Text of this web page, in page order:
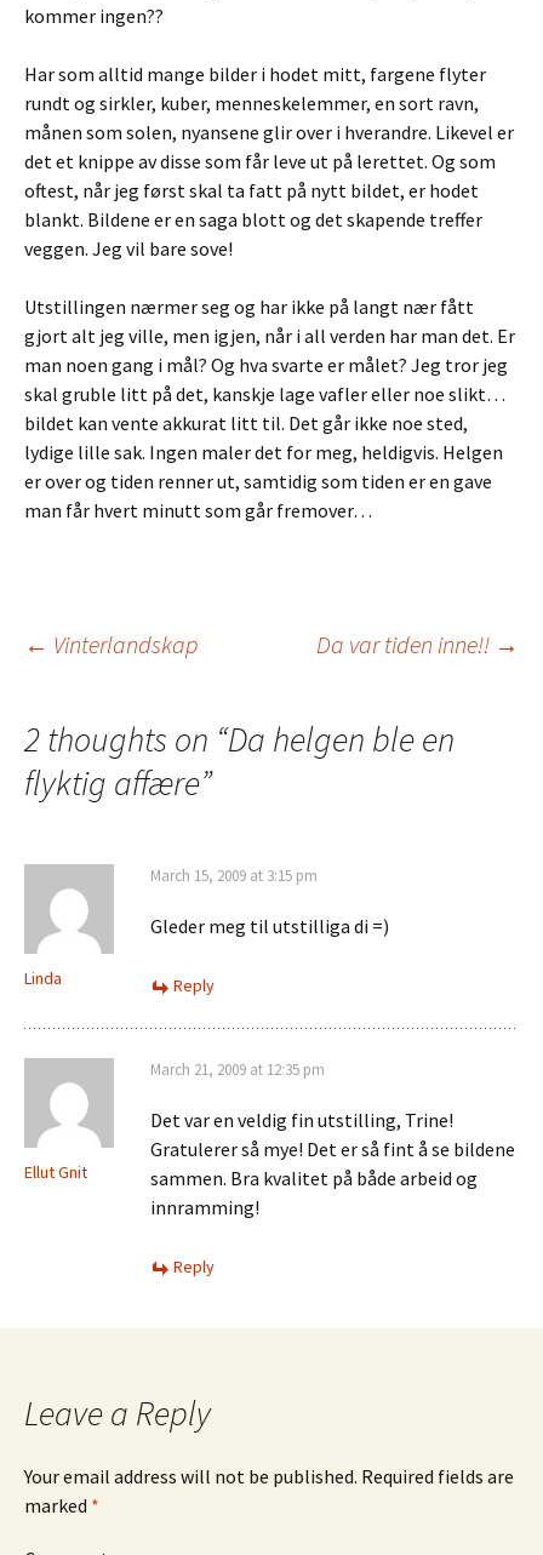
kommer ingen??
Har som alltid mange bilder i hodet mitt, fargene flyter
rundt og sirkler, kuber, menneskelemmer, en sort ravn,
månen som solen, nyansene glir over i hverandre. Likevel er
det et knippe av disse som får leve ut på lerettet. Og som
oftest, når jeg først skal ta fatt på nytt bildet, er hodet
blankt. Bildene er en saga blott og det skapende treffer
veggen. Jeg vil bare sove!
Utstillingen nærmer seg og har ikke på langt nær fått
gjort alt jeg ville, men igjen, når i all verden har man det. Er
man noen gang i mål? Og hva svarte er målet? Jeg tror jeg
skal gruble litt på det, kanskje lage vafler eller noe slikt…
bildet kan vente akkurat litt til. Det går ikke noe sted,
lydige lille sak. Ingen maler det for meg, heldigvis. Helgen
er over og tiden renner ut, samtidig som tiden er en gave
man får hvert minutt som går fremover…
navigation
← Vinterlandskap Da var tiden inne!! →
2 thoughts on “Da helgen ble en
flyktig affære”
Linda
March 15, 2009 at 3:15 pm
Gleder meg til utstilliga di =)
Reply
Ellut Gnit
March 21, 2009 at 12:35 pm
Det var en veldig fin utstilling, Trine!
Gratulerer så mye! Det er så fint å se bildene
sammen. Bra kvalitet på både arbeid og
innramming!
Reply
Leave a Reply
Your email address will not be published. Required fields are
marked *